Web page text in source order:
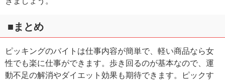
■まとめ
ピッキングのバイトは仕事内容が簡単で、軽い商品なら女
性でも楽に仕事ができます。歩き回るのが基本なので、運
動不足の解消やダイエット効果も期待できます。ピックす